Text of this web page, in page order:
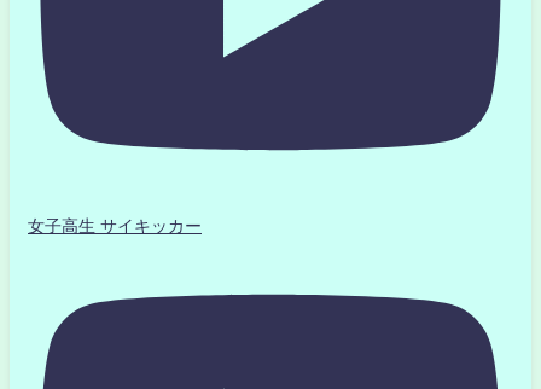
女子高生 サイキッカー